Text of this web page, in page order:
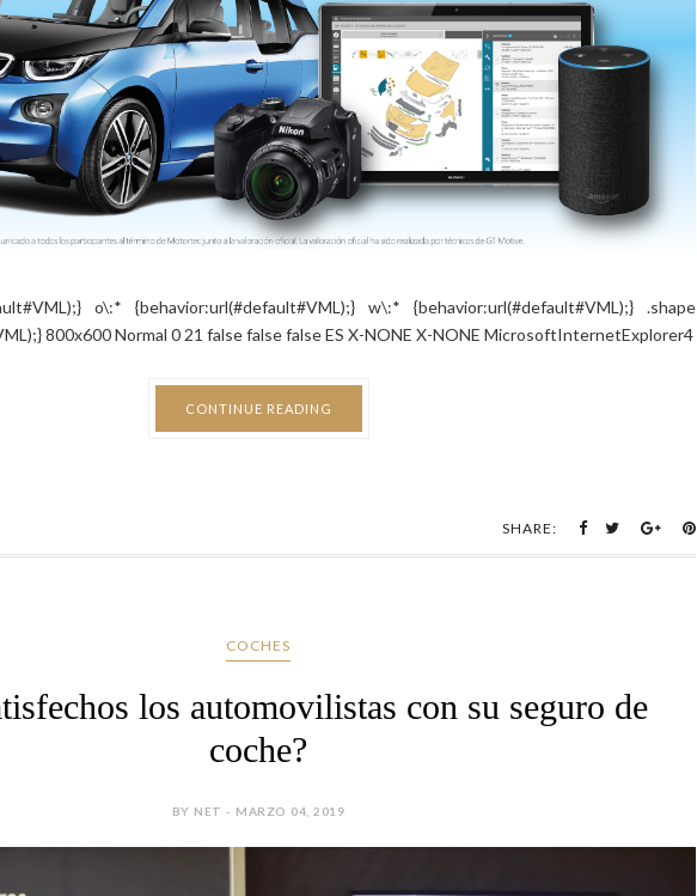
o\:* {behavior:url(#default#VML);} w\:* {behavior:url(#default#VML);} .shape
800x600 Normal 0 21 false false false ES X-NONE X-NONE MicrosoftInternetExplorer4
CONTINUE READING
SHARE:
COCHES
los automovilistas con su seguro de
coche?
BY NET - MARZO 04, 2019